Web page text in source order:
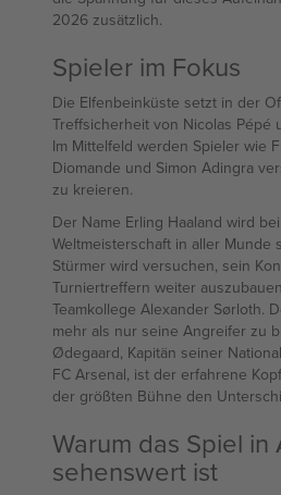
2026 zusätzlich.
Spieler im Fokus
Die Elfenbeinküste setzt in der
Treffsicherheit von Nicolas Pépé
Im Mittelfeld werden Spieler wie
Diomande und Simon Adingra
zu kreieren.
Der Name Erling Haaland wird
Weltmeisterschaft in aller Munde
Stürmer wird versuchen, sein
Turniertreffern weiter
Teamkollege Alexander Sørloth.
mehr als nur seine Angreifer zu
Ødegaard, Kapitän seiner
FC Arsenal, ist der erfahrene
der größten Bühne den
Warum das Spiel in
sehenswert ist